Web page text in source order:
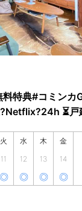
シー
料特典#コミン
⏳
火
11
◎
水
12
◎
木
13
◎
金
14
◎